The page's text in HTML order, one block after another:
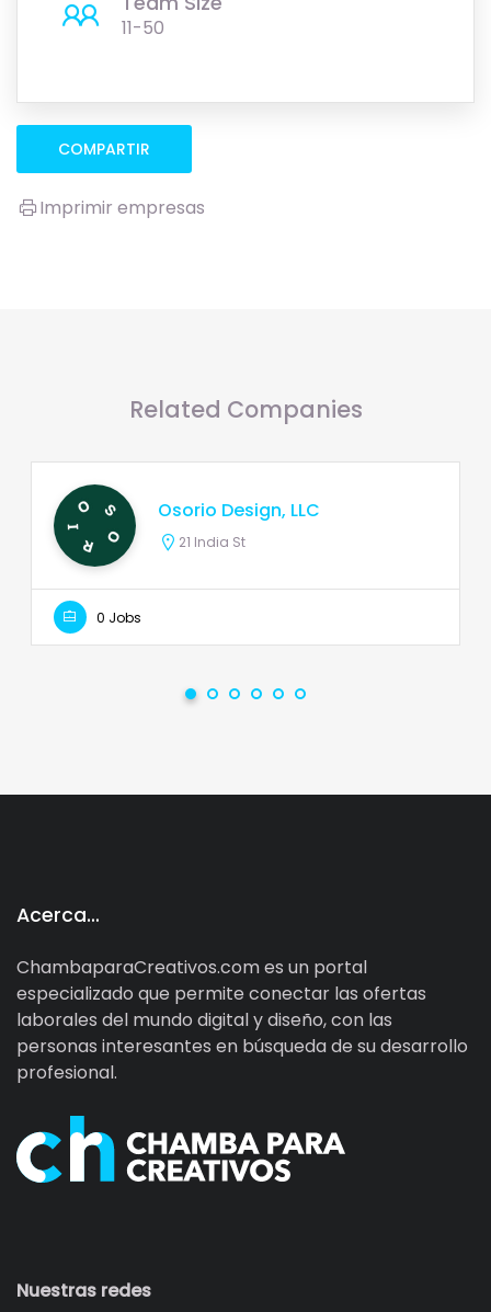
11-50
COMPARTIR
Imprimir empresas
Related Companies
Osorio Design, LLC
21 India St
0 Jobs
Acerca…
ChambaparaCreativos.com es un portal
especializado que permite conectar las ofertas
laborales del mundo digital y diseño, con las
personas interesantes en búsqueda de su desarrollo
profesional.
Nuestras redes